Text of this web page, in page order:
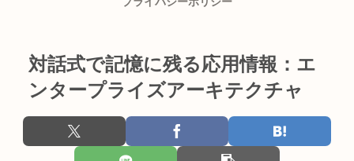
対話式で記憶に残る応用情報：エ
ンタープライズアーキテクチャ